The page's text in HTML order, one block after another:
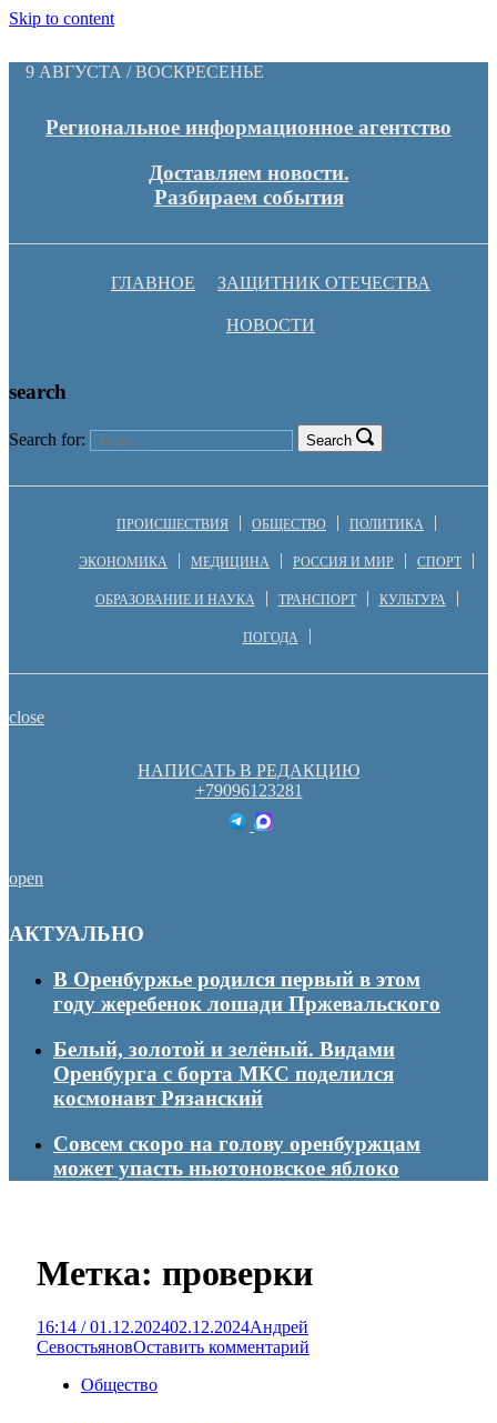
Skip to content
9 АВГУСТА / ВОСКРЕСЕНЬЕ
Региональное информационное агентство
Доставляем новости.
Разбираем события
ГЛАВНОЕ ЗАЩИТНИК ОТЕЧЕСТВА
НОВОСТИ
search
Search for: Search
ПРОИСШЕСТВИЯ ОБЩЕСТВО ПОЛИТИКА
ЭКОНОМИКА МЕДИЦИНА РОССИЯ И МИР СПОРТ
ОБРАЗОВАНИЕ И НАУКА ТРАНСПОРТ КУЛЬТУРА
ПОГОДА
close
НАПИСАТЬ В РЕДАКЦИЮ
+79096123281
open
АКТУАЛЬНО
В Оренбуржье родился первый в этом
году жеребенок лошади Пржевальского
Белый, золотой и зелёный. Видами
Оренбурга с борта МКС поделился
космонавт Рязанский
Совсем скоро на голову оренбуржцам
может упасть ньютоновское яблоко
Метка: проверки
16:14 / 01.12.202402.12.2024Андрей
СевостьяновОставить комментарий
Общество